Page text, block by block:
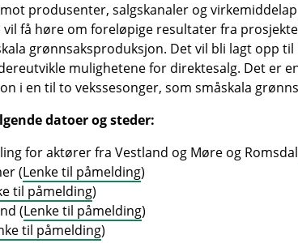
produsenter, salgskanaler og
vil få høre om foreløpige resultater fra
grønnsaksproduksjon. Det vil bli lagt opp
mulighetene for direktesalg. Det er
i en til to vekssesonger, som småskala
datoer og steder:
for aktører fra Vestland og Møre og
(Lenke til påmelding)
til påmelding)
(Lenke til påmelding)
til påmelding)